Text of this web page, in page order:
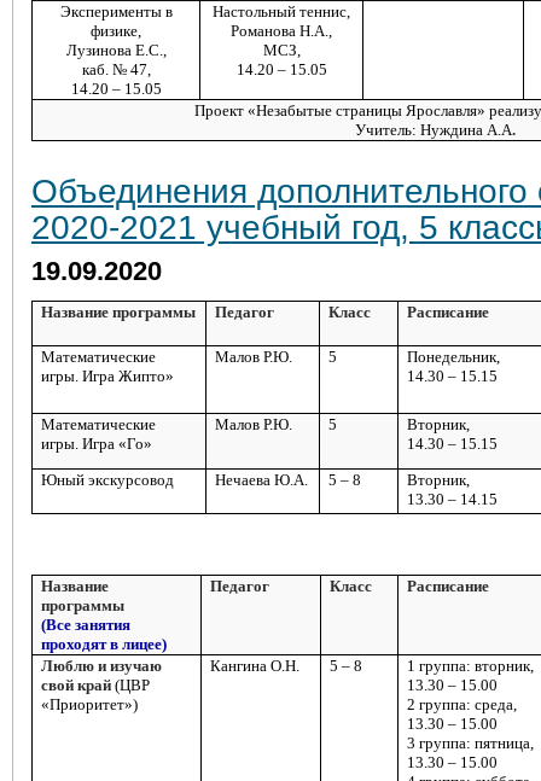
Эксперименты в
физике,
Лузинова Е.С.,
каб. № 47,
14.20 – 15.05
Настольный теннис,
Романова Н.А.,
МСЗ,
14.20 – 15.05
Проект «Незабытые страницы Ярославля»
Учитель: Нуждина А.А.
Объединения дополнительного
2020-2021 учебный год, 5
19.09.2020
Название программы Педагог Класс Расписание
Математические
игры. Игра Жипто»
Малов Р.Ю. 5
Понедельник,
14.30 – 15.15
Математические
игры. Игра «Го»
Малов Р.Ю. 5
Вторник,
14.30 – 15.15
Юный экскурсовод
Нечаева Ю.А. 5 – 8
Вторник,
13.30 – 14.15
Название
программы
(Все занятия
проходят в лицее)
Педагог Класс Расписание
Люблю и изучаю
свой край(ЦВР
«Приоритет»)
Кангина О.Н. 5 – 8
1 группа: вторник,
13.30 – 15.00
2 группа: среда,
13.30 – 15.00
3 группа: пятница,
13.30 – 15.00